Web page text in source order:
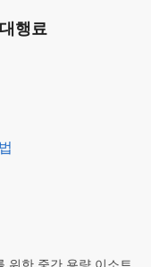
행료
위한 중간 용량 이소트